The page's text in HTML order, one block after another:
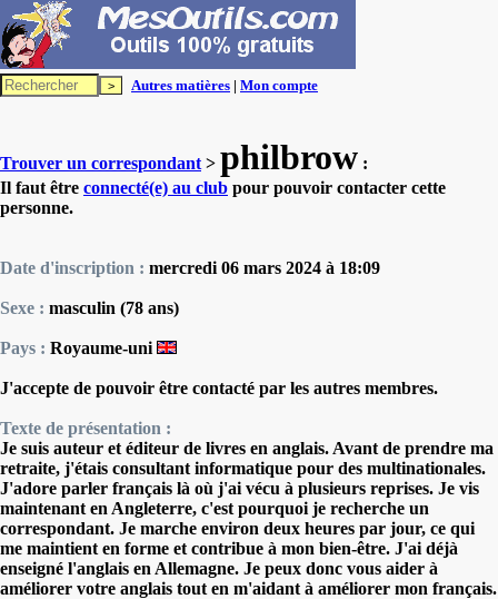
Autres matières | Mon compte
Trouver un correspondant > philbrow :
Il faut être connecté(e) au club pour pouvoir contacter cette
personne.
Date d'inscription : mercredi 06 mars 2024 à 18:09
Sexe : masculin (78 ans)
Pays : Royaume-uni
J'accepte de pouvoir être contacté par les autres membres.
Texte de présentation :
Je suis auteur et éditeur de livres en anglais. Avant de prendre ma
retraite, j'étais consultant informatique pour des multinationales.
J'adore parler français là où j'ai vécu à plusieurs reprises. Je vis
maintenant en Angleterre, c'est pourquoi je recherche un
correspondant. Je marche environ deux heures par jour, ce qui
me maintient en forme et contribue à mon bien-être. J'ai déjà
enseigné l'anglais en Allemagne. Je peux donc vous aider à
améliorer votre anglais tout en m'aidant à améliorer mon français.